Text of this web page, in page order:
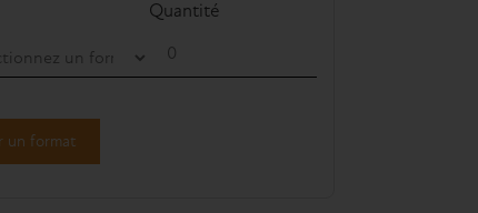
Quantité
un format